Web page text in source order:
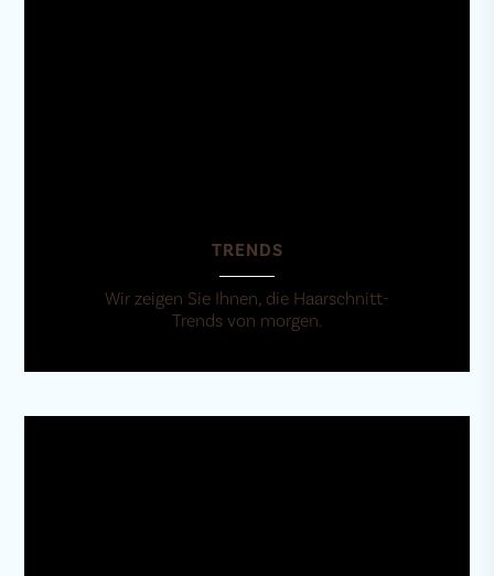
TRENDS
Wir zeigen Sie Ihnen, die Haarschnitt-
Trends von morgen.